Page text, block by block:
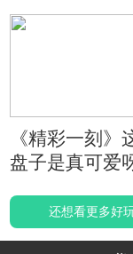
《精彩一刻》
盘子是真可爱
还想看更多好